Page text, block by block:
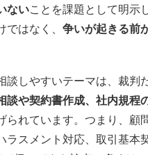
ないことを課題として明示
はなく、 争いが起きる前
しやすいテーマは、裁判
談や契約書作成、社内規
られています。つまり、顧
ラスメント対応、取引基本